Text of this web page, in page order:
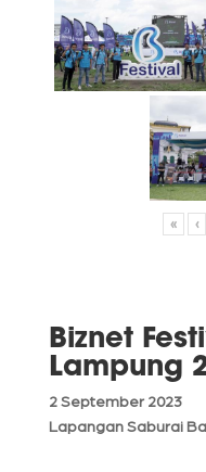
« ‹
Biznet
Lampung
2 September 2023
Lapangan Saburai